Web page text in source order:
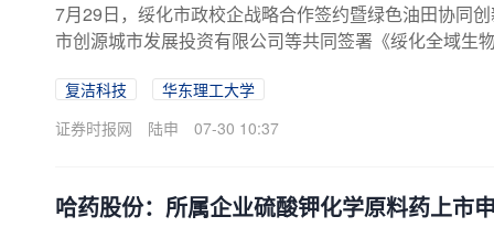
7月29日，绥化市政校企战略合作签约暨绿色油田协同
市创源城市发展投资有限公司等共同签署《绥化全域生
总量超1000万吨。华东理工大学讲席教授、欧洲科学
相当于两百多万吨原油，规模媲美中型油田，为绿色甲
复洁科技
华东理工大学
证券时报网
陆申 07-30 10:37
哈药股份：所属企业硫酸钾化学原料药上市